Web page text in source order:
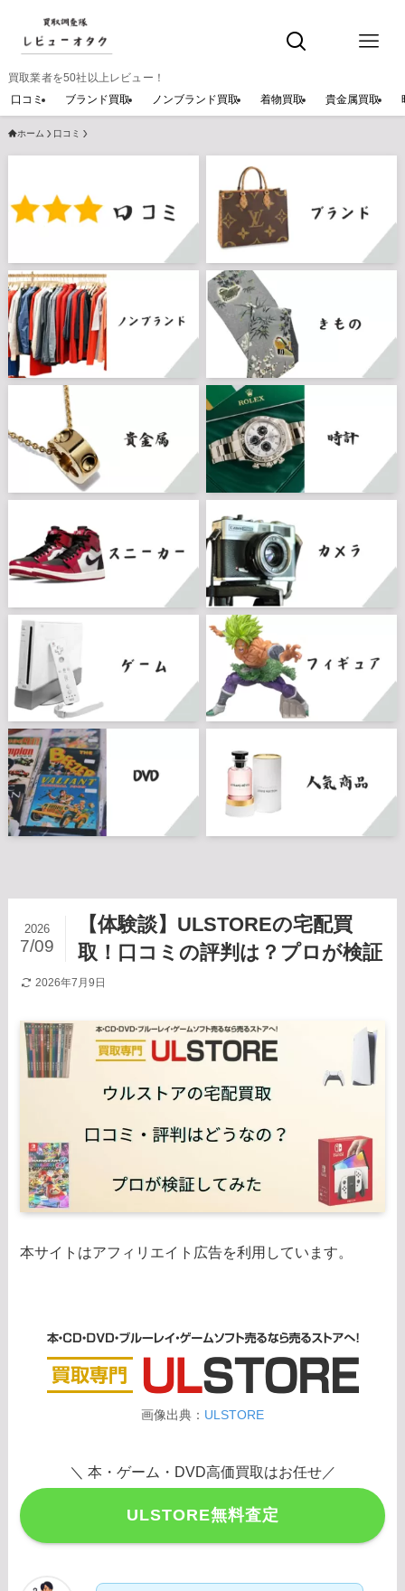
買取業者を50社以上レビュー！
口コミ
ブランド買取 ノンブランド買取 着物買取 貴金属買取
ホーム 口コミ
【体験談】ULSTOREの宅配買
取！口コミの評判は？プロが検証
2026
7/09
2026年7月9日
本サイトはアフィリエイト広告を利用しています。
画像出典： ULSTORE
＼ 本・ゲーム・DVD高価買取はお任せ／
ULSTORE無料査定